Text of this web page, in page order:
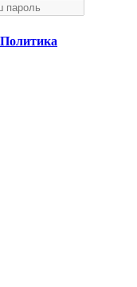
Политика